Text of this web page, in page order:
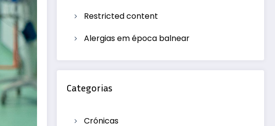
Restricted content
Alergias em época balnear
Categorias
Crónicas